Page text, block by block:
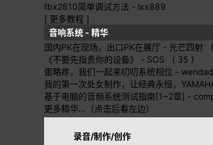
fbx2810简单调试方法 - lxx889
[ 更多教程 ]
音响系统 - 精华
国内PK在现场，出口PK在展厅 - 光芒四射
《不要先指责你的设备》
- SOS ( 35 )
蛋略疼，我们一起来叨叨系统相位 -
我的第一次处女制作，让经典永恒，
基于电脑的音频系统测试指南[1~2章] -
更多精华...（点击后看左边）
录音/制作/创作